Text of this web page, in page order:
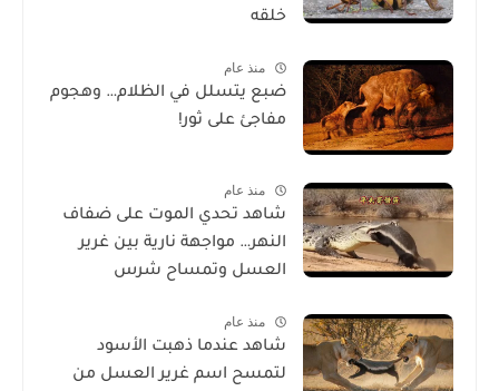
خلقه
منذ عام
ضبع يتسلل في الظلام… وهجوم
مفاجئ على ثور!
منذ عام
شاهد تحدي الموت على ضفاف
النهر… مواجهة نارية بين غرير
العسل وتمساح شرس
منذ عام
شاهد عندما ذهبت الأسود
لتمسح اسم غرير العسل من